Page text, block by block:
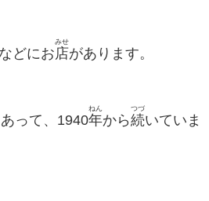
などにお店
みせ
があります。
って、1940年
ねん
から続
つづ
いていま